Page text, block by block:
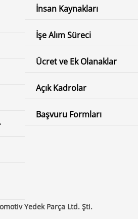
İnsan Kaynakları
İşe Alım Süreci
Ücret ve Ek Olanaklar
Açık Kadrolar
Başvuru Formları
Yedek Parça Ltd. Şti.